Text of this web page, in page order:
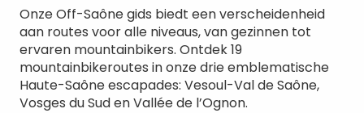
Onze Off-Saône gids biedt een verscheidenheid
aan routes voor alle niveaus, van gezinnen tot
ervaren mountainbikers. Ontdek 19
mountainbikeroutes in onze drie emblematische
Haute-Saône escapades: Vesoul-Val de Saône,
Vosges du Sud en Vallée de l’Ognon.